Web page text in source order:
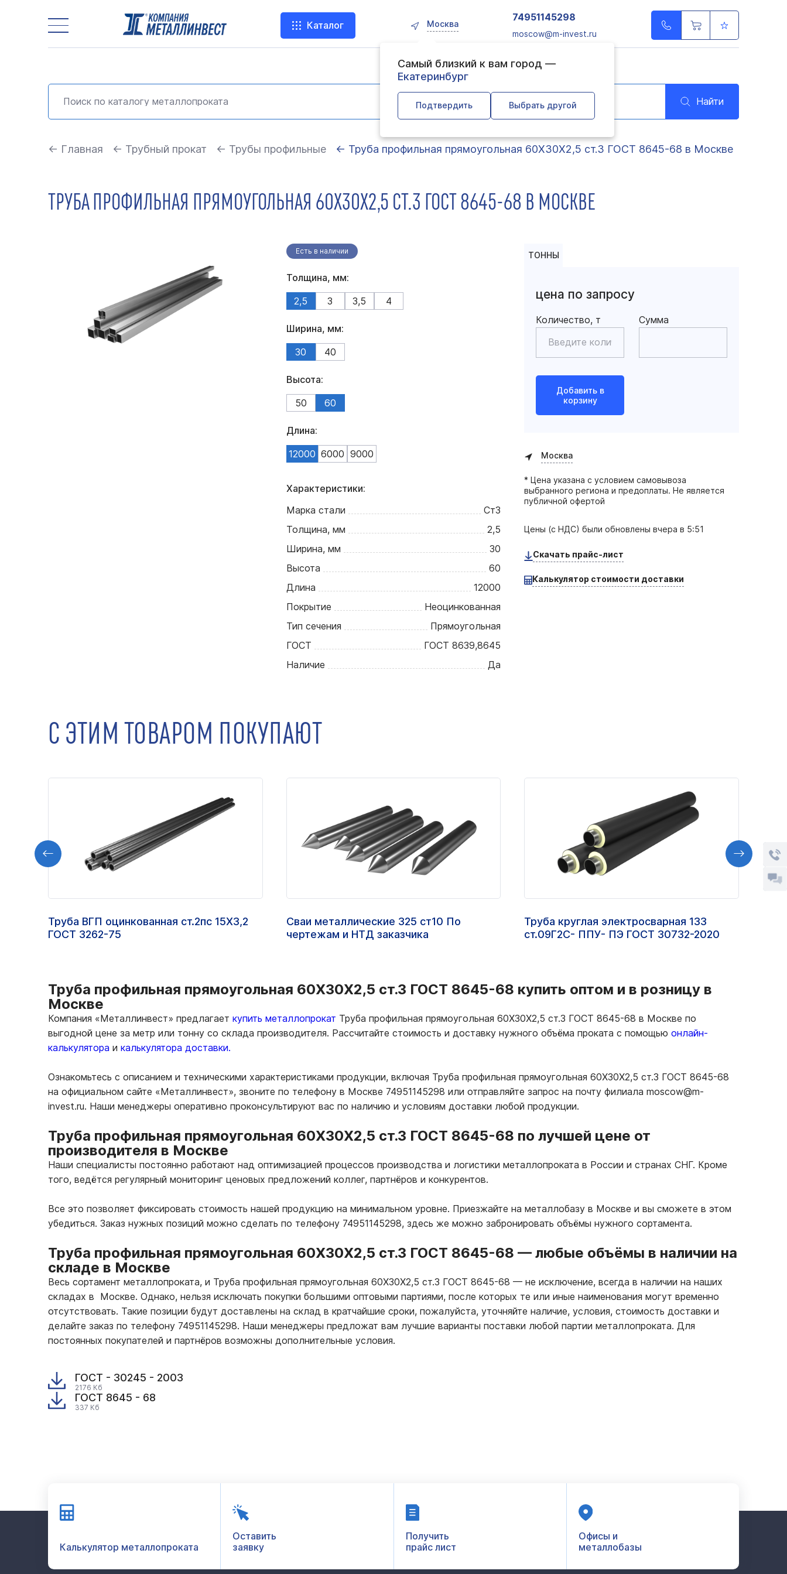
Каталог Москва
Самый близкий к вам город —
Екатеринбург
Подтвердить Выбрать другой
74951145298
moscow@m-invest.ru
Найти
← Главная ← Трубный прокат ← Трубы профильные ← Труба профильная прямоугольная 60Х30Х2,5 ст.3 ГОСТ 8645-68 в Москве
ТРУБА ПРОФИЛЬНАЯ ПРЯМОУГОЛЬНАЯ 60Х30Х2,5 СТ.3 ГОСТ 8645-68 В МОСКВЕ
Есть в наличии
Толщина, мм:
2,5
3 3,5 4
Ширина, мм:
30
40
Высота:
50
60
Длина:
12000 6000 9000
Характеристики:
Марка стали
Ст3
Толщина, мм
2,5
Ширина, мм
30
Высота
60
Длина
12000
Покрытие
Неоцинкованная
Тип сечения
Прямоугольная
ГОСТ
ГОСТ 8639,8645
Наличие
Да
ТОННЫ
цена по запросу
Количество, т Сумма
Добавить в
корзину
Москва
* Цена указана с условием самовывоза
выбранного региона и предоплаты. Не является
публичной офертой
Цены (с НДС) были обновленывчера в 5:51
Скачать прайс-лист
Калькулятор стоимости доставки
С ЭТИМ ТОВАРОМ ПОКУПАЮТ
Труба ВГП оцинкованная ст.2пс 15Х3,2
ГОСТ 3262-75
Сваи металлические 325 ст10 По
чертежам и НТД заказчика
Труба круглая электросварная 133
ст.09Г2С- ППУ- ПЭ ГОСТ 30732-2020
Труба профильная прямоугольная 60Х30Х2,5 ст.3 ГОСТ 8645-68 купить оптом и в розницу в
Москве
Компания «Металлинвест» предлагает купить металлопрокат Труба профильная прямоугольная 60Х30Х2,5 ст.3 ГОСТ 8645-68 в Москве по
выгодной цене за метр или тонну со склада производителя. Рассчитайте стоимость и доставку нужного объёма проката с помощью онлайн-
калькулятора и калькулятора доставки.
Ознакомьтесь с описанием и техническими характеристиками продукции, включая Труба профильная прямоугольная 60Х30Х2,5 ст.3 ГОСТ 8645-68
на официальном сайте «Металлинвест», звоните по телефону в Москве 74951145298 или отправляйте запрос на почту филиала moscow@m-
invest.ru. Наши менеджеры оперативно проконсультируют вас по наличию и условиям доставки любой продукции.
Труба профильная прямоугольная 60Х30Х2,5 ст.3 ГОСТ 8645-68 по лучшей цене от
производителя в Москве
Наши специалисты постоянно работают над оптимизацией процессов производства и логистики металлопроката в России и странах СНГ. Кроме
того, ведётся регулярный мониторинг ценовых предложений коллег, партнёров и конкурентов.
Все это позволяет фиксировать стоимость нашей продукцию на минимальном уровне. Приезжайте на металлобазу в Москве и вы сможете в этом
убедиться. Заказ нужных позиций можно сделать по телефону 74951145298, здесь же можно забронировать объёмы нужного сортамента.
Труба профильная прямоугольная 60Х30Х2,5 ст.3 ГОСТ 8645-68 — любые объёмы в наличии на
складе в Москве
Весь сортамент металлопроката, и Труба профильная прямоугольная 60Х30Х2,5 ст.3 ГОСТ 8645-68 — не исключение, всегда в наличии на наших
складах в Москве. Однако, нельзя исключать покупки большими оптовыми партиями, после которых те или иные наименования могут временно
отсутствовать. Такие позиции будут доставлены на склад в кратчайшие сроки, пожалуйста, уточняйте наличие, условия, стоимость доставки и
делайте заказ по телефону 74951145298. Наши менеджеры предложат вам лучшие варианты поставки любой партии металлопроката. Для
постоянных покупателей и партнёров возможны дополнительные условия.
ГОСТ - 30245 - 2003
2176 Кб
ГОСТ 8645 - 68
337 Кб
Калькулятор металлопроката
Оставить
заявку
Получить
прайс лист
Офисы и
металлобазы